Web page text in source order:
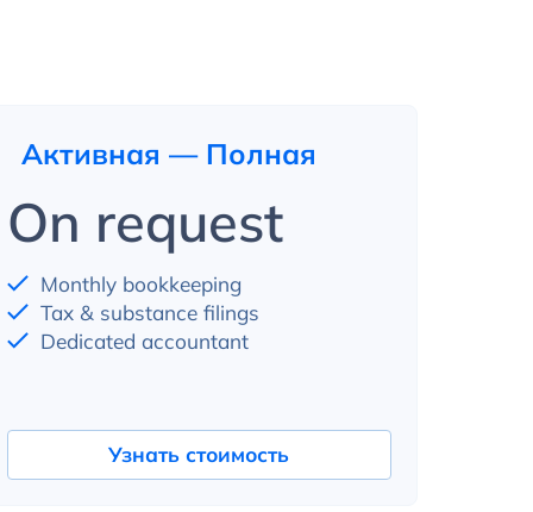
Активная — Полная
On request
Monthly bookkeeping
Tax & substance filings
Dedicated accountant
Узнать стоимость